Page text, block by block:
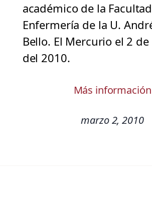
académico de la
Enfermería de la U.
Bello. El Mercurio el 2
del 2010.
Más información
marzo 2, 2010